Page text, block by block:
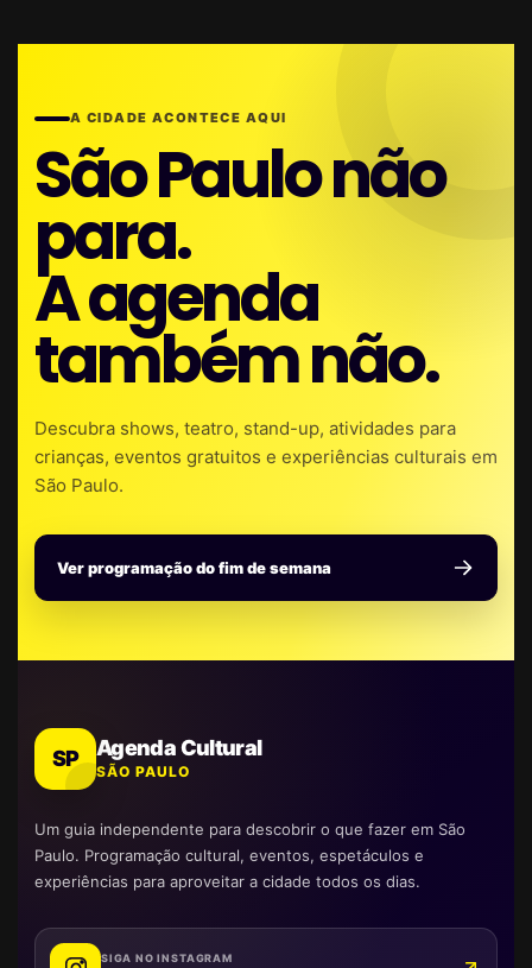
A CIDADE ACONTECE AQUI
São Paulo não
para.
A agenda
também não.
Descubra shows, teatro, stand-up, atividades para
crianças, eventos gratuitos e experiências culturais em
São Paulo.
Ver programação do fim de semana
SP Agenda Cultural
SÃO PAULO
Um guia independente para descobrir o que fazer em São
Paulo. Programação cultural, eventos, espetáculos e
experiências para aproveitar a cidade todos os dias.
SIGA NO INSTAGRAM